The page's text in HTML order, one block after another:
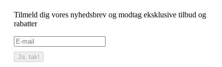
Tilmeld dig vores nyhedsbrev og modtag eksklusive tilbud og
rabatter
Ja, tak!